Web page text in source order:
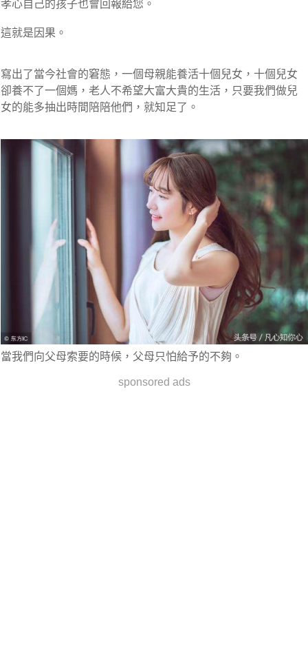
孝心自己的孩子也會回報給您。
這就是因果。
寫出了當今社會的窘態，一個母親能養活十個兒女，十個兒女
卻養不了一個媽，老人不希望大富大貴的生活，只要我們做兒
女的能多抽出時間陪陪他們，就知足了。
當我們向父母索要的時候，父母只怕給予的不夠。
sponsored ads